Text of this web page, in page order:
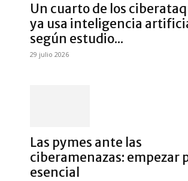
Un cuarto de los
ya usa inteligencia
según estudio...
29 julio 2026
Las pymes ante las
ciberamenazas: empezar
esencial